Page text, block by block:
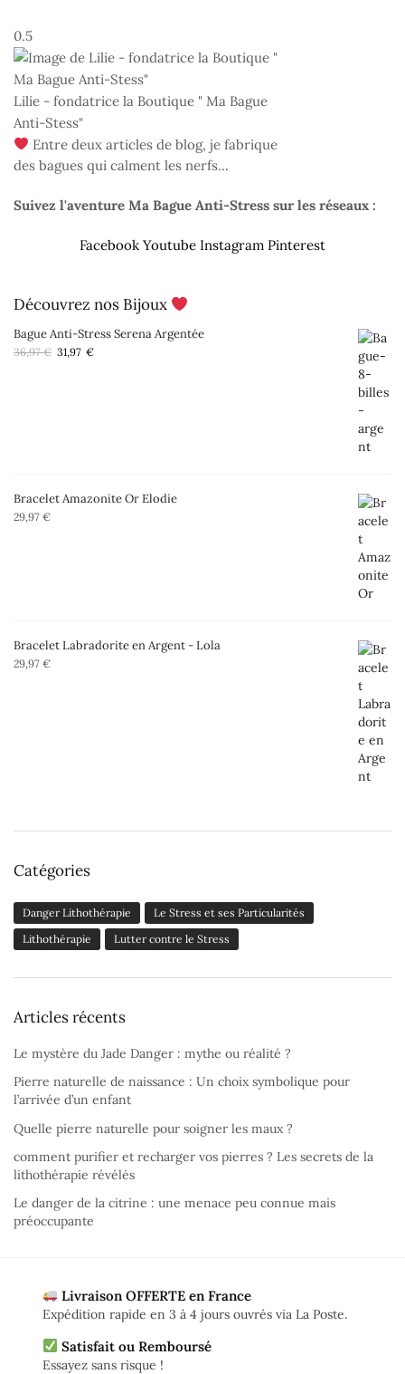
Lilie - fondatrice la Boutique " Ma Bague
Anti-Stess"
Entre deux articles de blog, je fabrique
des bagues qui calment les nerfs...
Suivez l'aventure Ma Bague Anti-Stress sur les réseaux :
Facebook Youtube Instagram Pinterest
Découvrez nos Bijoux
Bague Anti-Stress Serena Argentée
36,97€ Le prix initial était : 36,97 €.
31,97 €
Bracelet Amazonite Or Elodie
29,97 €
Bracelet Labradorite en Argent - Lola
29,97 €
Catégories
Danger Lithothérapie
Le Stress et ses Particularités
Lithothérapie
Lutter contre le Stress
Articles récents
Le mystère du Jade Danger : mythe ou réalité ?
Pierre naturelle de naissance : Un choix symbolique pour
l’arrivée d’un enfant
Quelle pierre naturelle pour soigner les maux ?
comment purifier et recharger vos pierres ? Les secrets de la
lithothérapie révélés
Le danger de la citrine : une menace peu connue mais
préoccupante
Livraison OFFERTE en France
Expédition rapide en 3 à 4 jours ouvrés via La Poste.
Satisfait ou Remboursé
Essayez sans risque !